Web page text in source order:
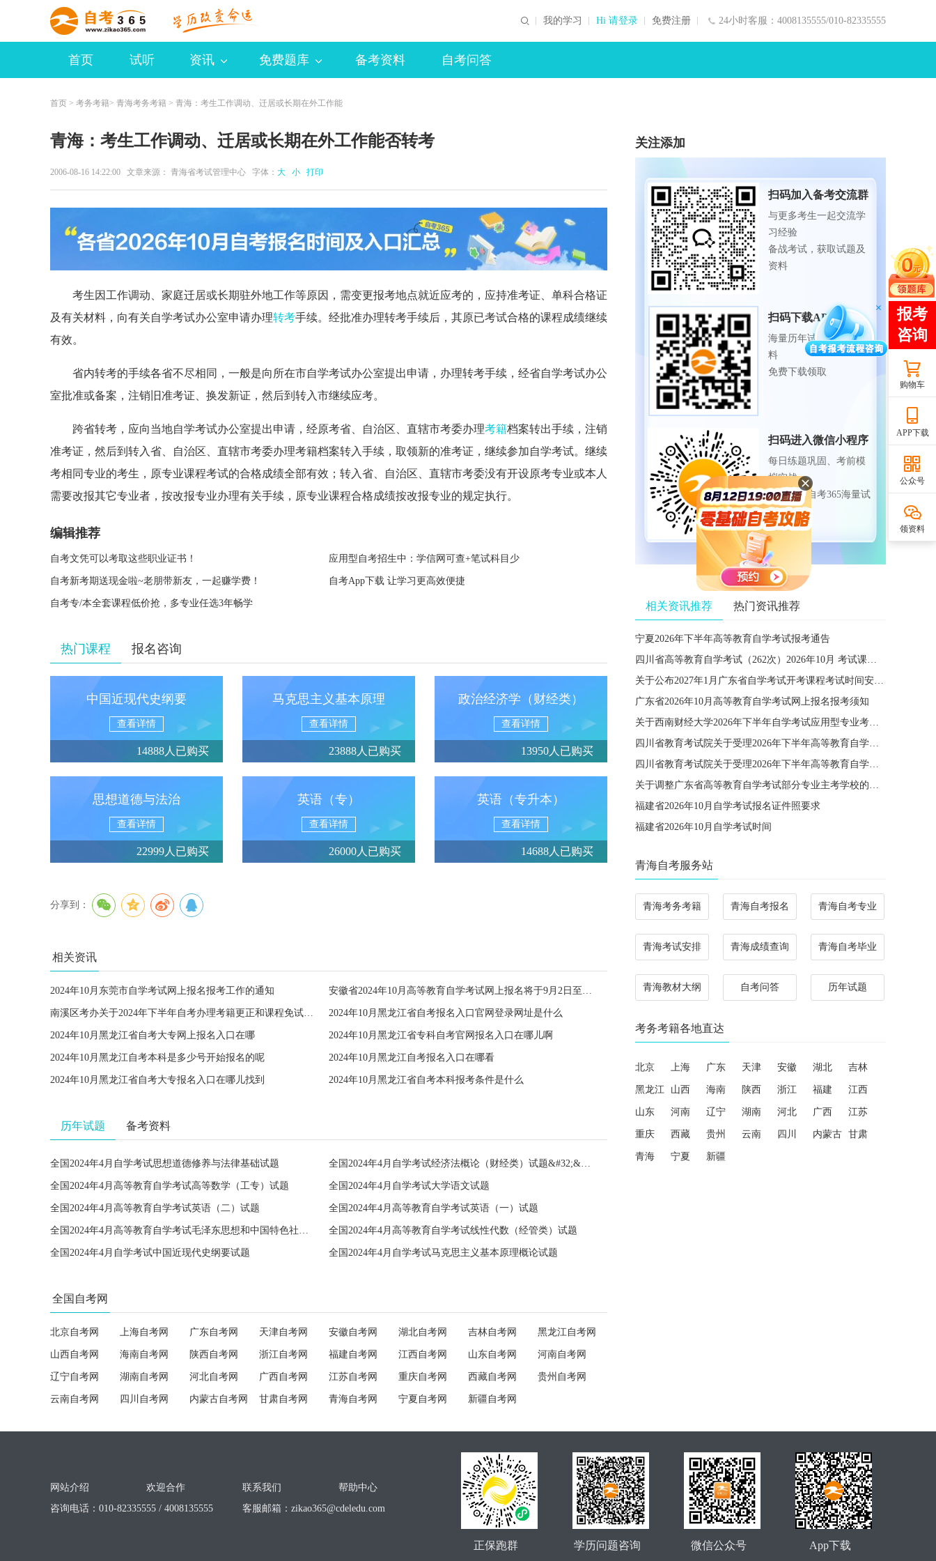
24小时客服：4008135555/010-82335555
我的学习 Hi 请登录 免费注册
首页 试听 资讯 免费题库 备考资料 自考问答
首页 > 考务考籍> 青海考务考籍 > 青海：考生工作调动、迁居或长期在外工作能
青海：考生工作调动、迁居或长期在外工作能否转考
2006-08-16 14:22:00 文章来源： 青海省考试管理中心 字体： 大 小 打印
考生因工作调动、家庭迁居或长期驻外地工作等原因，需变更报考地点就近应考的，应持准考证、单科合格证
及有关材料，向有关自学考试办公室申请办理转考手续。经批准办理转考手续后，其原已考试合格的课程成绩继续
有效。
省内转考的手续各省不尽相同，一般是向所在市自学考试办公室提出申请，办理转考手续，经省自学考试办公
室批准或备案，注销旧准考证、换发新证，然后到转入市继续应考。
跨省转考，应向当地自学考试办公室提出申请，经原考省、自治区、直辖市考委办理考籍档案转出手续，注销
准考证，然后到转入省、自治区、直辖市考委办理考籍档案转入手续，取领新的准考证，继续参加自学考试。继续
考相同专业的考生，原专业课程考试的合格成绩全部有效；转入省、自治区、直辖市考委没有开设原考专业或本人
需要改报其它专业者，按改报专业办理有关手续，原专业课程合格成绩按改报专业的规定执行。
编辑推荐
自考文凭可以考取这些职业证书！ 应用型自考招生中：学信网可查+笔试科目少
自考新考期送现金啦~老朋带新友，一起赚学费！ 自考App下载 让学习更高效便捷
自考专/本全套课程低价抢，多专业任选3年畅学
热门课程 报名咨询
中国近现代史纲要
查看详情
14888人已购买
马克思主义基本原理
查看详情
23888人已购买
政治经济学（财经类）
查看详情
13950人已购买
思想道德与法治
查看详情
22999人已购买
英语（专）
查看详情
26000人已购买
英语（专升本）
查看详情
14688人已购买
分享到：
相关资讯
2024年10月东莞市自学考试网上报名报考工作的通知 安徽省2024年10月高等教育自学考试网上报名将于9月2日至6日进行
南溪区考办关于2024年下半年自考办理考籍更正和课程免试申请的通知 2024年10月黑龙江省自考报名入口官网登录网址是什么
2024年10月黑龙江省自考大专网上报名入口在哪 2024年10月黑龙江省专科自考官网报名入口在哪儿啊
2024年10月黑龙江自考本科是多少号开始报名的呢 2024年10月黑龙江自考报名入口在哪看
2024年10月黑龙江省自考大专报名入口在哪儿找到 2024年10月黑龙江省自考本科报考条件是什么
历年试题 备考资料
全国2024年4月自学考试思想道德修养与法律基础试题 全国2024年4月自学考试经济法概论（财经类）试题&#32;&#32;
全国2024年4月高等教育自学考试高等数学（工专）试题 全国2024年4月自学考试大学语文试题
全国2024年4月高等教育自学考试英语（二）试题 全国2024年4月高等教育自学考试英语（一）试题
全国2024年4月高等教育自学考试毛泽东思想和中国特色社会主义理论体系概论试题 全国2024年4月高等教育自学考试线性代数（经管类）试题
全国2024年4月自学考试中国近现代史纲要试题 全国2024年4月自学考试马克思主义基本原理概论试题
全国自考网
北京自考网 上海自考网 广东自考网 天津自考网 安徽自考网 湖北自考网 吉林自考网 黑龙江自考网
山西自考网 海南自考网 陕西自考网 浙江自考网 福建自考网 江西自考网 山东自考网 河南自考网
辽宁自考网 湖南自考网 河北自考网 广西自考网 江苏自考网 重庆自考网 西藏自考网 贵州自考网
云南自考网 四川自考网 内蒙古自考网 甘肃自考网 青海自考网 宁夏自考网 新疆自考网
关注添加
扫码加入备考交流群
与更多考生一起交流学
习经验
备战考试，获取试题及
资料
扫码下载APP
海量历年试题、备考资
料
免费下载领取
扫码进入微信小程序
每日练题巩固、考前模
拟实战
免费体验自考365海量试
题
相关资讯推荐 热门资讯推荐
宁夏2026年下半年高等教育自学考试报考通告
四川省高等教育自学考试（262次）2026年10月 考试课程简表
关于公布2027年1月广东省自学考试开考课程考试时间安排和使用教材的通知
广东省2026年10月高等教育自学考试网上报名报考须知
关于西南财经大学2026年下半年自学考试应用型专业考籍更改办理的通知
四川省教育考试院关于受理2026年下半年高等教育自学考试省际转考申请的通告
四川省教育考试院关于受理2026年下半年高等教育自学考试考籍更改申请的通告
关于调整广东省高等教育自学考试部分专业主考学校的通知
福建省2026年10月自学考试报名证件照要求
福建省2026年10月自学考试时间
青海自考服务站
青海考务考籍 青海自考报名 青海自考专业
青海考试安排 青海成绩查询 青海自考毕业
青海教材大纲 自考问答 历年试题
考务考籍各地直达
北京 上海 广东 天津 安徽 湖北 吉林
黑龙江 山西 海南 陕西 浙江 福建 江西
山东 河南 辽宁 湖南 河北 广西 江苏
重庆 西藏 贵州 云南 四川 内蒙古 甘肃
青海 宁夏 新疆
购物车
APP下载
公众号
领资料
网站介绍 欢迎合作 联系我们
帮助中心
咨询电话：010-82335555 / 4008135555
客服邮箱： zikao365@cdeledu.com
App下载
微信公众号
学历问题咨询
正保跑群